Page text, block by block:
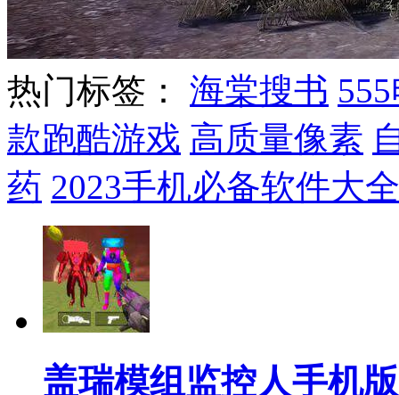
热门标签： 海棠搜书
款跑酷游戏 高质量像素
药 2023手机必备软件大全
盖瑞模组监控人手机